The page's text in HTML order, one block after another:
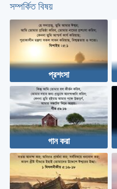
সম্পর্কিত বিষয়
প্রশংসা
গান করা